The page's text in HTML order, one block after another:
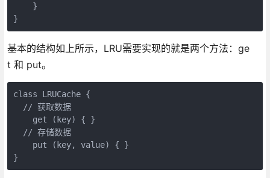
    }
}
基本的结构如上所示，LRU需要实现的就是两个方法：ge
t 和 put。
class LRUCache {
  // 获取数据
    get (key) { }
  // 存储数据
    put (key, value) { }
}